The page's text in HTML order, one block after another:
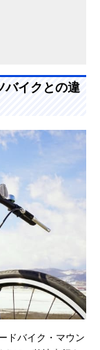
バイクとの違
ドバイク・マウン